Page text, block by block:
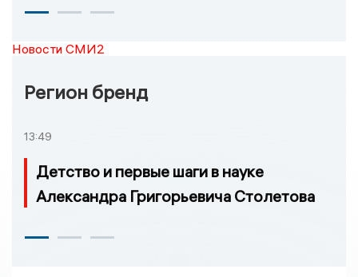
Новости СМИ2
Регион бренд
13:49
Детство и первые шаги в науке
Александра Григорьевича Столетова